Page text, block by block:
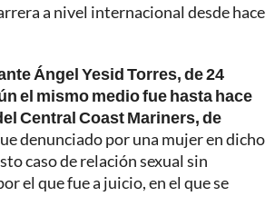
a nivel internacional desde hace
Ángel Yesid Torres, de 24
el mismo medio fue hasta hace
Central Coast Mariners, de
denunciado por una mujer en dicho
caso de relación sexual sin
el que fue a juicio, en el que se